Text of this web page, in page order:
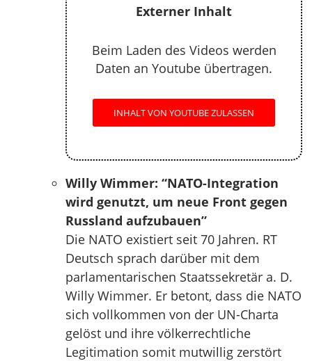
Externer Inhalt
Beim Laden des Videos werden
Daten an Youtube übertragen.
INHALT VON YOUTUBE ZULASSEN
Willy Wimmer: “NATO-Integration
wird genutzt, um neue Front gegen
Russland aufzubauen”
Die NATO existiert seit 70 Jahren. RT
Deutsch sprach darüber mit dem
parlamentarischen Staatssekretär a. D.
Willy Wimmer. Er betont, dass die NATO
sich vollkommen von der UN-Charta
gelöst und ihre völkerrechtliche
Legitimation somit mutwillig zerstört